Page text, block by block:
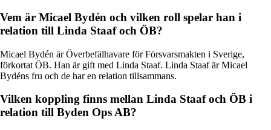
Vem är Micael Bydén och vilken roll spelar han i
relation till Linda Staaf och ÖB?
Micael Bydén är Överbefälhavare för Försvarsmakten i Sverige,
förkortat ÖB. Han är gift med Linda Staaf. Linda Staaf är Micael
Bydéns fru och de har en relation tillsammans.
Vilken koppling finns mellan Linda Staaf och ÖB i
relation till Byden Ops AB?